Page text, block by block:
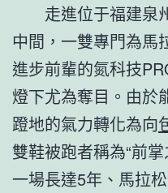
走進位于福建泉
中間，一雙專門為馬
進步前輩的氮科技
燈下尤為奪目。由於
蹬地的氣力轉化為向
雙鞋被跑者稱為“前
一場長達5年、馬拉松